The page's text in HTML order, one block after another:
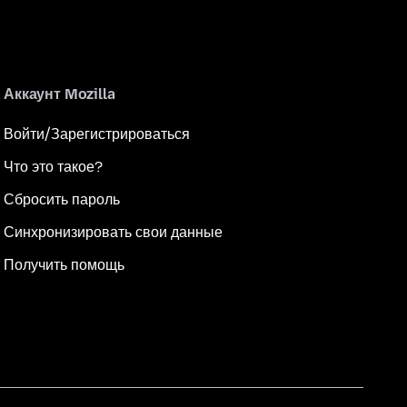
Аккаунт Mozilla
Войти/Зарегистрироваться
Что это такое?
Сбросить пароль
Синхронизировать свои данные
Получить помощь